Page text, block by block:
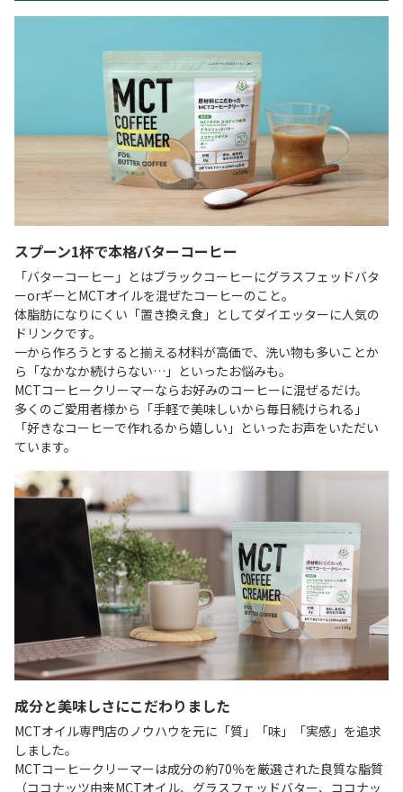
スプーン1杯で本格バターコーヒー
「バターコーヒー」とはブラックコーヒーにグラスフェッドバタ
ーorギーとMCTオイルを混ぜたコーヒーのこと。
体脂肪になりにくい「置き換え食」としてダイエッターに人気の
ドリンクです。
一から作ろうとすると揃える材料が高価で、洗い物も多いことか
ら「なかなか続けらない…」といったお悩みも。
MCTコーヒークリーマーならお好みのコーヒーに混ぜるだけ。
多くのご愛用者様から「手軽で美味しいから毎日続けられる」
「好きなコーヒーで作れるから嬉しい」といったお声をいただい
ています。
成分と美味しさにこだわりました
MCTオイル専門店のノウハウを元に「質」「味」「実感」を追求
しました。
MCTコーヒークリーマーは成分の約70％を厳選された良質な脂質
（ココナッツ由来MCTオイル、グラスフェッドバター、ココナッ